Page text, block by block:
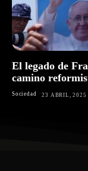
El legado de
camino
Sociedad 23 ABRIL, 2025